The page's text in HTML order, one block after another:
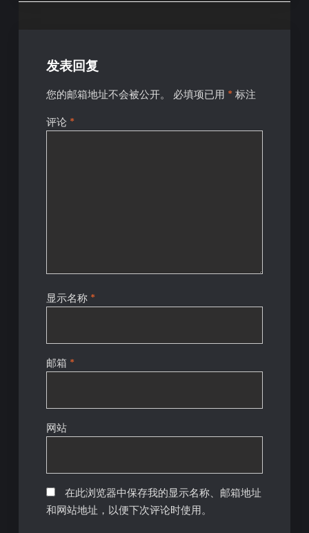
发表回复
您的邮箱地址不会被公开。 必填项已用 *标注
评论 *
显示名称 *
邮箱 *
网站
在此浏览器中保存我的显示名称、邮箱地址
和网站地址，以便下次评论时使用。